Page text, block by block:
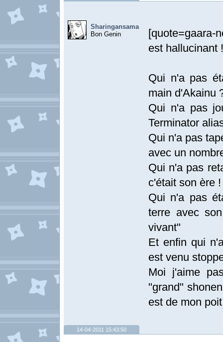
Sharingansama
Bon Genin
est hallucinant !
Qui n'a pas
main d'Akainu
Qui n'a pas
Terminator
Qui n'a pas
avec un
Qui n'a pas
c'était son ère !
Qui n'a pas
terre avec
vivant"
Et enfin qui
est venu
Moi j'aime
"grand"
est de mon
14-04-2011 15:43:50